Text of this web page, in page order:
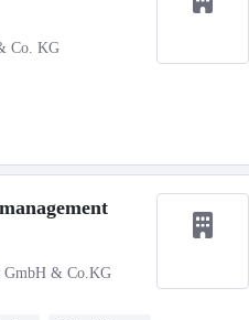
Co. KG
GmbH & Co.KG